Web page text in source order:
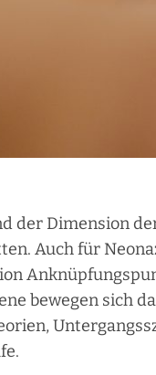
der Dimension
Auch für
bewegen sich